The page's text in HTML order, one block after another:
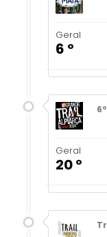
Geral
6 º
Geral
20 º